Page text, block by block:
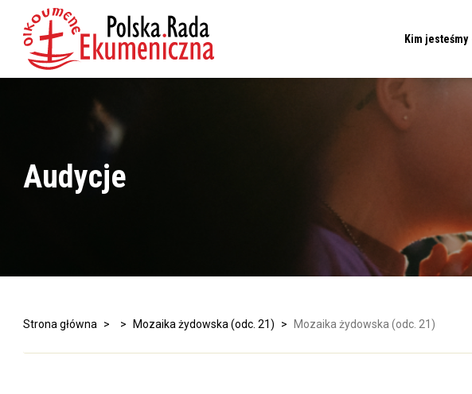
Kim jesteśmy
Audycje
Strona główna > > Mozaika żydowska (odc. 21) > Mozaika żydowska (odc. 21)